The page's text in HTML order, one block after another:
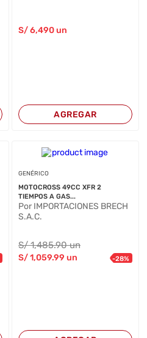
S/6,490un
AGREGAR
GENÉRICO
MOTOCROSS 49CC XFR 2
TIEMPOS A GAS...
Por IMPORTACIONES BRECH
S.A.C.
S/1,485.90 un
S/1,059.99 un -28%